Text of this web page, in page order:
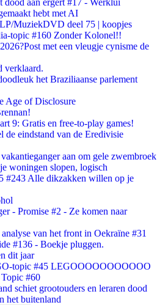
dood aan ergert #17 - Werklui
hebt met AI
MuziekDVD deel 75 | koopjes
topic #160 Zonder Kolonel!!
met een vleugje cynisme de
verklaard.
het Braziliaanse parlement
Age of Disclosure
9: Gratis en free-to-play games!
de eindstand van de Eredivisie
aan om gele zwembroek
woningen slopen, logisch
#243 Alle dikzakken willen op je
- Promise #2 - Ze komen naar
van het front in Oekraïne #31
#136 - Boekje pluggen.
dit jaar
topic #45 LEGOOOOOOOOOOO
#60
schiet grootouders en leraren dood
het buitenland